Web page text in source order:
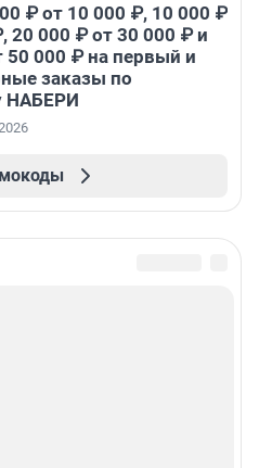
₽ от 10 000 ₽, 10 000 ₽
20 000 ₽ от 30 000 ₽ и
50 000 ₽ на первый и
заказы по
НАБЕРИ